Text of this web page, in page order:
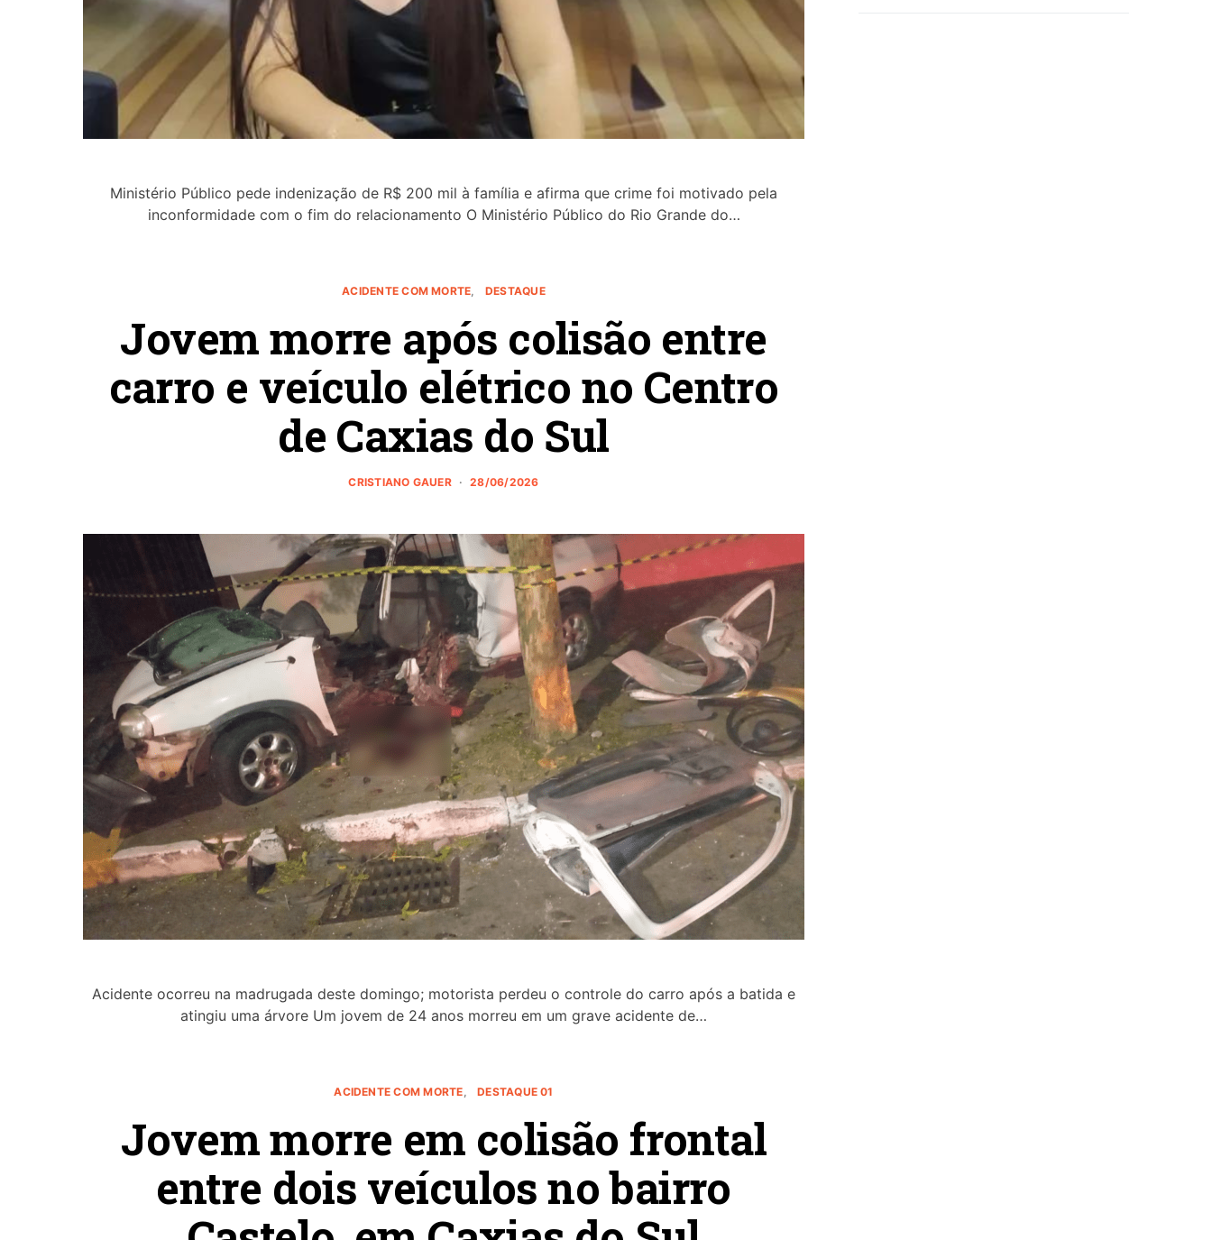
Ministério Público pede indenização de R$ 200 mil à família e afirma que crime foi motivado pela
inconformidade com o fim do relacionamento O Ministério Público do Rio Grande do…
ACIDENTE COM MORTE DESTAQUE
Jovem morre após colisão entre
carro e veículo elétrico no Centro
de Caxias do Sul
CRISTIANO GAUER 28/06/2026
Acidente ocorreu na madrugada deste domingo; motorista perdeu o controle do carro após a batida e
atingiu uma árvore Um jovem de 24 anos morreu em um grave acidente de…
ACIDENTE COM MORTE DESTAQUE 01
Jovem morre em colisão frontal
entre dois veículos no bairro